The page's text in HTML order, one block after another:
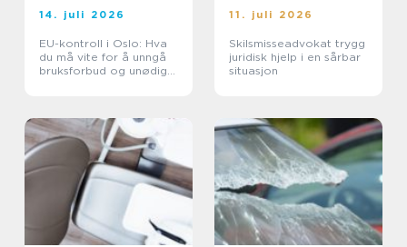
14. juli 2026
EU-kontroll i Oslo: Hva
du må vite for å unngå
bruksforbud og unødige
11. juli 2026
Skilsmisseadvokat trygg
juridisk hjelp i en sårbar
situasjon